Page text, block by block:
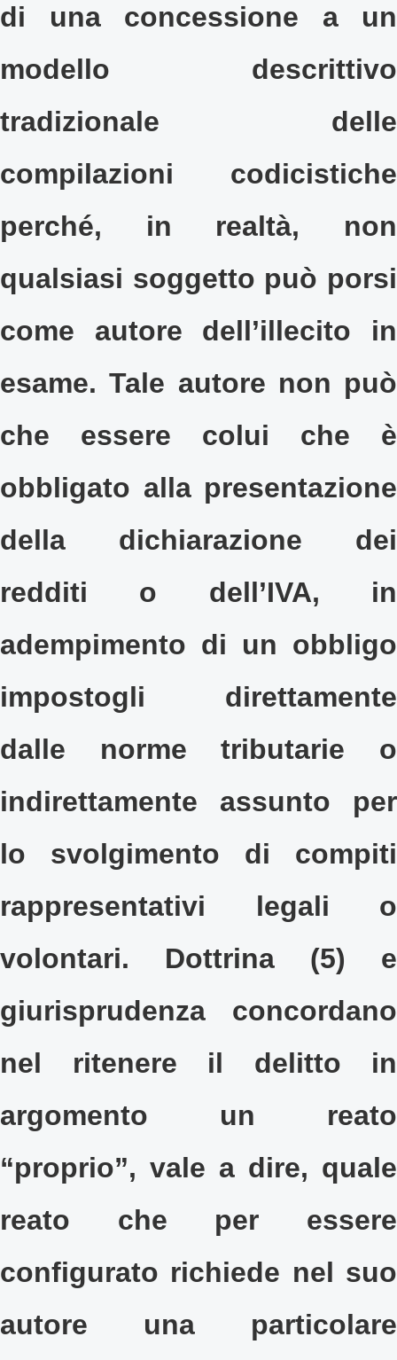
di una concessione a un
modello descrittivo
tradizionale delle
compilazioni codicistiche
perché, in realtà, non
qualsiasi soggetto può porsi
come autore dell’illecito in
esame. Tale autore non può
che essere colui che è
obbligato alla presentazione
della dichiarazione dei
redditi o dell’IVA, in
adempimento di un obbligo
impostogli direttamente
dalle norme tributarie o
indirettamente assunto per
lo svolgimento di compiti
rappresentativi legali o
volontari. Dottrina (5) e
giurisprudenza concordano
nel ritenere il delitto in
argomento un reato
“proprio”, vale a dire, quale
reato che per essere
configurato richiede nel suo
autore una particolare